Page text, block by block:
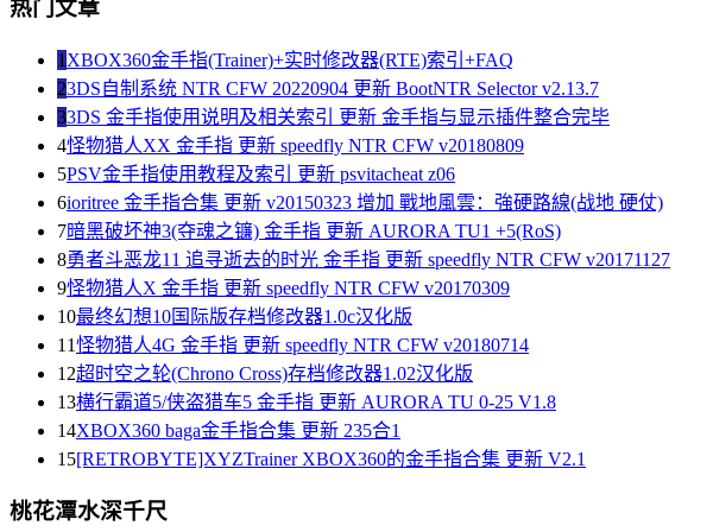
热门文章
1 XBOX360金手指(Trainer)+实时修改器(RTE)索引+FAQ
23DS自制系统 NTR CFW 20220904 更新 BootNTR Selector v2.13.7
33DS 金手指使用说明及相关索引 更新 金手指与显示插件整合完毕
4怪物猎人XX 金手指 更新 speedfly NTR CFW v20180809
5PSV金手指使用教程及索引 更新 psvitacheat z06
6ioritree 金手指合集 更新 v20150323 增加 戰地風雲：強硬路線(战地 硬仗)
7暗黑破坏神3(夺魂之镰) 金手指 更新 AURORA TU1 +5(RoS)
8勇者斗恶龙11 追寻逝去的时光 金手指 更新 speedfly NTR CFW v20171127
9怪物猎人X 金手指 更新 speedfly NTR CFW v20170309
10最终幻想10国际版存档修改器1.0c汉化版
11怪物猎人4G 金手指 更新 speedfly NTR CFW v20180714
12超时空之轮(Chrono Cross)存档修改器1.02汉化版
13横行霸道5/侠盗猎车5 金手指 更新 AURORA TU 0-25 V1.8
14XBOX360 baga金手指合集 更新 235合1
15[RETROBYTE]XYZTrainer XBOX360的金手指合集 更新 V2.1
桃花潭水深千尺